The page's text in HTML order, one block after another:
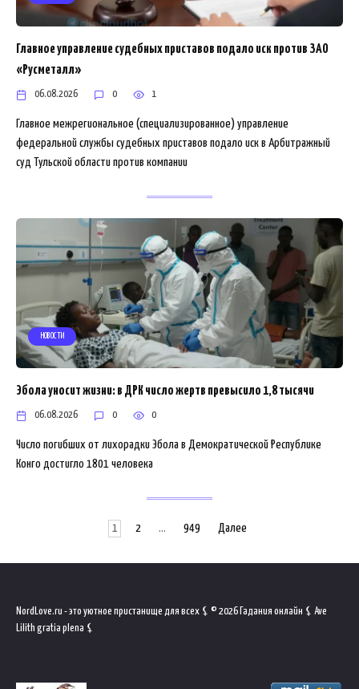
Главное управление судебных приставов подало иск против ЗАО
«Русметалл»
06.08.2026 0 1
Главное межрегиональное (специализированное) управление
федеральной службы судебных приставов подало иск в Арбитражный
суд Тульской области против компании
НОВОСТИ
Эбола уносит жизни: в ДРК число жертв превысило 1,8 тысячи
06.08.2026 0 0
Число погибших от лихорадки Эбола в Демократической Республике
Конго достигло 1801 человека
1 2 … 949 Далее
NordLove.ru - это уютное пристанище для всех ⚸ © 2026 Гадания онлайн ⚸ Ave
Lilith gratia plena ⚸